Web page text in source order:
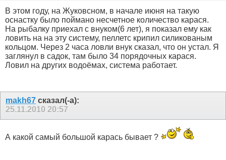
В этом году, на Жуковсном, в начале июня на такую
оснастку было поймано несчетное количество карася.
На рыбалку приехал с внуком(6 лет), я показал ему как
ловить на на эту систему, пеллетс крипил силикованым
кольцом. Через 2 часа ловли внук сказал, что он устал. Я
заглянул в садок, там было 34 порядочных карася.
Ловил на других водоёмах, система работает.
makh67 сказал(-а):
25.11.2010 20:57
А какой самый большой карась бывает ?